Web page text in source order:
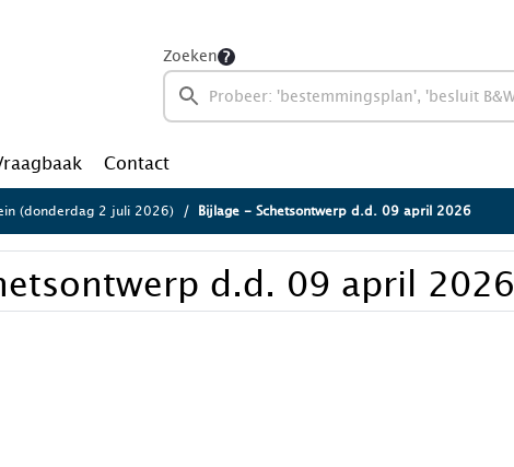
Zoeken
Contact
(donderdag 2 juli 2026) Bijlage - Schetsontwerp d.d. 09 april 2026
d.d. 09 april 2026